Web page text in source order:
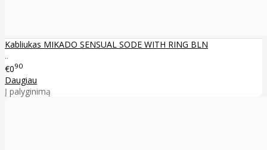
Kabliukas MIKADO SENSUAL SODE WITH RING BLN
..
€090
Daugiau
Į palyginimą